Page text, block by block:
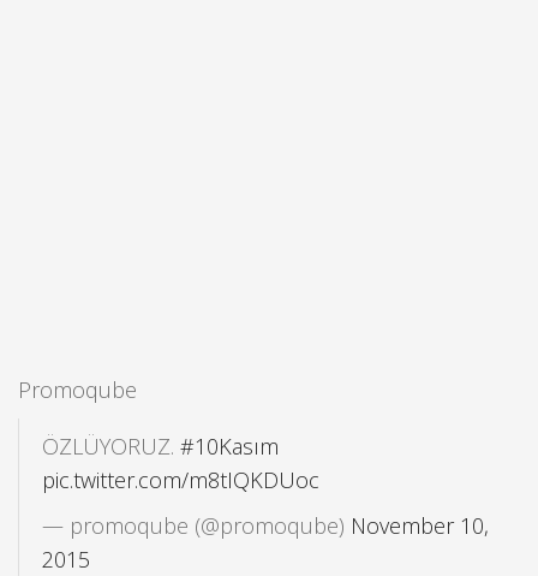
Promoqube
ÖZLÜYORUZ. #10Kasım
pic.twitter.com/m8tIQKDUoc
— promoqube (@promoqube) November 10,
2015